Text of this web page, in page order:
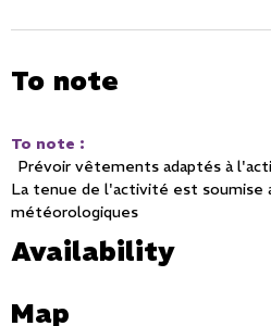
To note
To note :
Prévoir vêtements adaptés à
La tenue de l'activité est soumise
météorologiques
Availability
Map